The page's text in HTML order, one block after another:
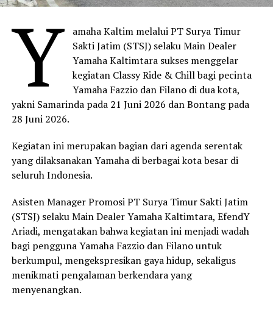
Y
amaha Kaltim melalui PT Surya Timur
Sakti Jatim (STSJ) selaku Main Dealer
Yamaha Kaltimtara sukses menggelar
kegiatan Classy Ride & Chill bagi pecinta
Yamaha Fazzio dan Filano di dua kota,
yakni Samarinda pada 21 Juni 2026 dan Bontang pada
28 Juni 2026.
Kegiatan ini merupakan bagian dari agenda serentak
yang dilaksanakan Yamaha di berbagai kota besar di
seluruh Indonesia.
Asisten Manager Promosi PT Surya Timur Sakti Jatim
(STSJ) selaku Main Dealer Yamaha Kaltimtara, EfendY
Ariadi, mengatakan bahwa kegiatan ini menjadi wadah
bagi pengguna Yamaha Fazzio dan Filano untuk
berkumpul, mengekspresikan gaya hidup, sekaligus
menikmati pengalaman berkendara yang
menyenangkan.